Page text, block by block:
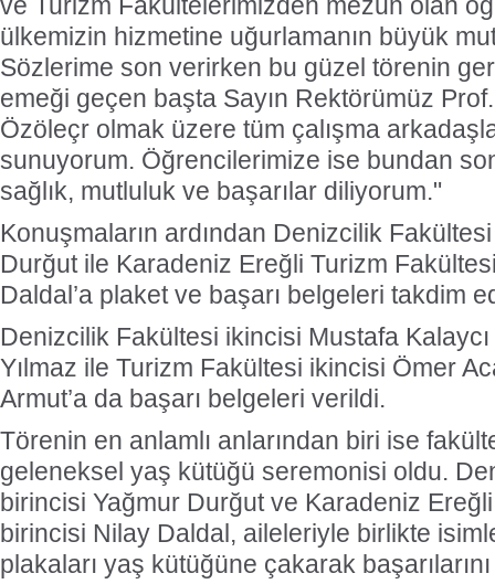
ülkemizin hizmetine uğurlamanın büyük
Sözlerime son verirken bu güzel törenin
emeği geçen başta Sayın Rektörümüz
Özöleçr olmak üzere tüm çalışma
sunuyorum. Öğrencilerimize ise bundan
sağlık, mutluluk ve başarılar diliyorum."
Konuşmaların ardından Denizcilik
Durğut ile Karadeniz Ereğli Turizm
Daldal’a plaket ve başarı belgeleri takdim
Denizcilik Fakültesi ikincisi Mustafa
Yılmaz ile Turizm Fakültesi ikincisi Ömer
Armut’a da başarı belgeleri verildi.
Törenin en anlamlı anlarından biri ise
geleneksel yaş kütüğü seremonisi oldu.
birincisi Yağmur Durğut ve Karadeniz
birincisi Nilay Daldal, aileleriyle birlikte
plakaları yaş kütüğüne çakarak